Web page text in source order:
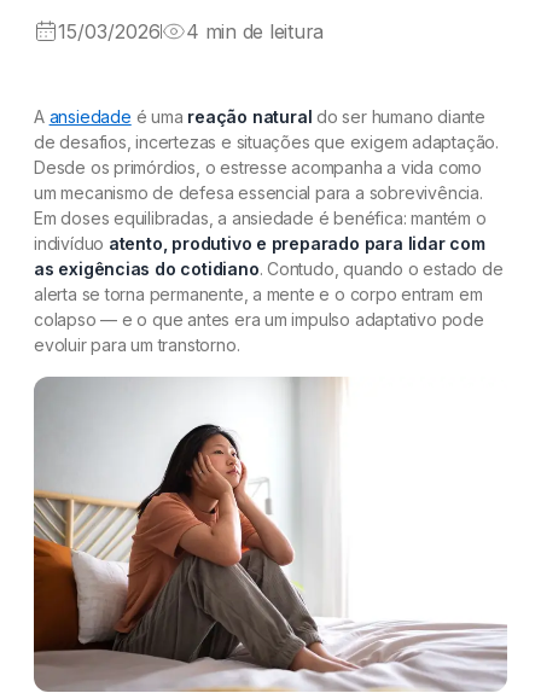
15/03/2026 4 min de leitura
A ansiedade é uma reação natural do ser humano diante
de desafios, incertezas e situações que exigem adaptação.
Desde os primórdios, o estresse acompanha a vida como
um mecanismo de defesa essencial para a sobrevivência.
Em doses equilibradas, a ansiedade é benéfica: mantém o
indivíduo atento, produtivo e preparado para lidar com
as exigências do cotidiano. Contudo, quando o estado de
alerta se torna permanente, a mente e o corpo entram em
colapso — e o que antes era um impulso adaptativo pode
evoluir para um transtorno.